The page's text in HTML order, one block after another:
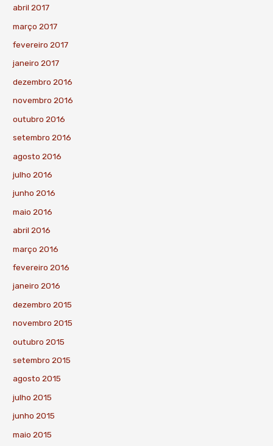
abril 2017
março 2017
fevereiro 2017
janeiro 2017
dezembro 2016
novembro 2016
outubro 2016
setembro 2016
agosto 2016
julho 2016
junho 2016
maio 2016
abril 2016
março 2016
fevereiro 2016
janeiro 2016
dezembro 2015
novembro 2015
outubro 2015
setembro 2015
agosto 2015
julho 2015
junho 2015
maio 2015